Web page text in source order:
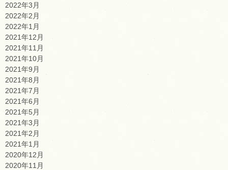
2022年3月
2022年2月
2022年1月
2021年12月
2021年11月
2021年10月
2021年9月
2021年8月
2021年7月
2021年6月
2021年5月
2021年3月
2021年2月
2021年1月
2020年12月
2020年11月